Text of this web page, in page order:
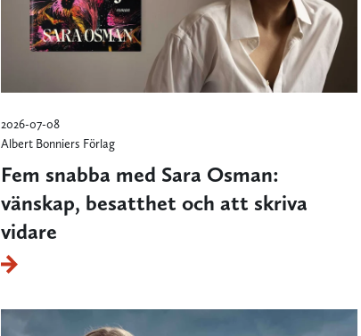
2026-07-08
Albert Bonniers Förlag
Fem snabba med Sara Osman:
vänskap, besatthet och att skriva
vidare